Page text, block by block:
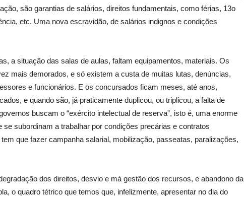
são garantias de salários, direitos fundamentais, como férias, 13o
etc. Uma nova escravidão, de salários indignos e condições
a situação das salas de aulas, faltam equipamentos, materiais. Os
mais demorados, e só existem a custa de muitas lutas, denúncias,
e funcionários. E os concursados ficam meses, até anos,
e quando são, já praticamente duplicou, ou triplicou, a falta de
buscam o “exército intelectual de reserva”, isto é, uma enorme
se subordinam a trabalhar por condições precárias e contratos
que fazer campanha salarial, mobilização, passeatas, paralizações,
dos direitos, desvio e má gestão dos recursos, e abandono da
o quadro tétrico que temos que, infelizmente, apresentar no dia do